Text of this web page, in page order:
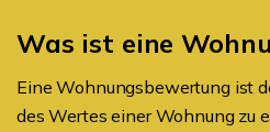
Was ist eine
Eine Wohnungsbewertung ist
des Wertes einer Wohnung zu